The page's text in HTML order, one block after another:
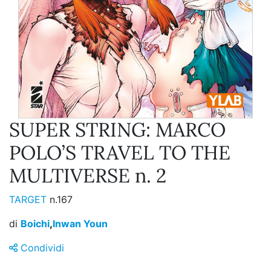
SUPER STRING: MARCO
POLO’S TRAVEL TO THE
MULTIVERSE n. 2
TARGET n.167
di Boichi,Inwan Youn
Condividi